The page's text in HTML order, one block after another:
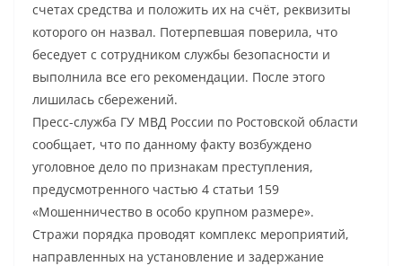
счетах средства и положить их на счёт, реквизиты
которого он назвал. Потерпевшая поверила, что
беседует с сотрудником службы безопасности и
выполнила все его рекомендации. После этого
лишилась сбережений.
Пресс-служба ГУ МВД России по Ростовской области
сообщает, что по данному факту возбуждено
уголовное дело по признакам преступления,
предусмотренного частью 4 статьи 159
«Мошенничество в особо крупном размере».
Стражи порядка проводят комплекс мероприятий,
направленных на установление и задержание